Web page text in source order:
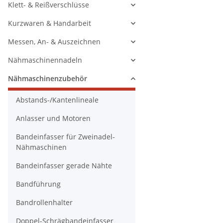
Klett- & Reißverschlüsse
Kurzwaren & Handarbeit
Messen, An- & Auszeichnen
Nähmaschinennadeln
Nähmaschinenzubehör
Abstands-/Kantenlineale
Anlasser und Motoren
Bandeinfasser für Zweinadel-
Nähmaschinen
Bandeinfasser gerade Nähte
Bandführung
Bandrollenhalter
Doppel-Schrägbandeinfasser